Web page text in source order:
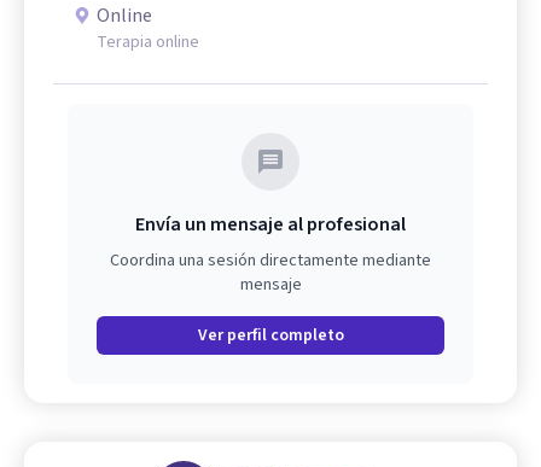
Online
Terapia online
Envía un mensaje al profesional
Coordina una sesión directamente mediante
mensaje
Ver perfil completo